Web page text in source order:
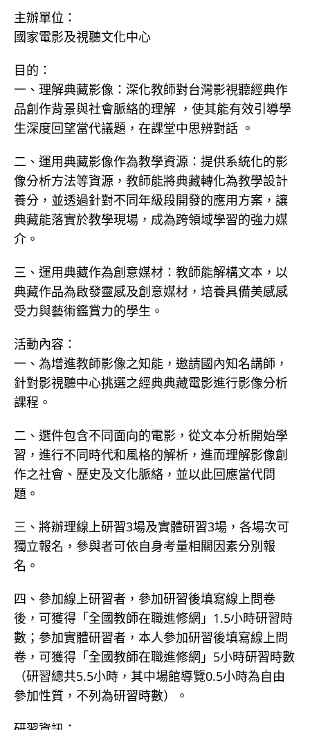
主辦單位：
國家電影及視聽文化中心
目的：
一、理解典藏影像：深化教師對台灣影視聽經典作
品創作背景與社會脈絡的理解 ，使其能有效引導學
生深度回望當代議題，在課堂中思辨對話 。
二、運用典藏影像作為教學資源：提供系統化的影
像分析方法等資源，教師能將典藏轉化為教學設計
養分，並透過針對不同年級段開發的應用方案，讓
典藏能落實於教學現場，成為跨領域學習的強力媒
介。
三、運用典藏作為創意媒材：教師能解構文本，以
典藏作品為啟發靈感及創意媒材，培養具備美感感
受力與藝術鑑賞力的學生。
活動內容：
一、為增進教師影像之知能，邀請國內知名講師，
針對影視聽中心挑選之經典典藏電影進行影像分析
課程。
二、選件包含不同面向的電影，從文本分析開始學
習，進行不同時代和風格的解析，進而理解影像創
作之社會、歷史及文化脈絡，並以此回應當代問
題。
三、將辦理線上研習3場及實體研習3場，各場次可
獨立報名，參與者可依自身考量相關因素分別報
名。
四、參加線上研習者，參加研習後填寫線上問卷
後，可獲得「全國教師在職進修網」1.5小時研習時
數；參加實體研習者，本人參加研習後填寫線上問
卷，可獲得「全國教師在職進修網」5小時研習時數
（研習總共5.5小時，其中場館導覽0.5小時為自由
參加性質，不列為研習時數）。